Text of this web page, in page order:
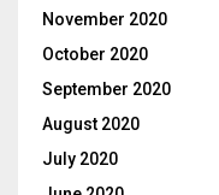
November 2020
October 2020
September 2020
August 2020
July 2020